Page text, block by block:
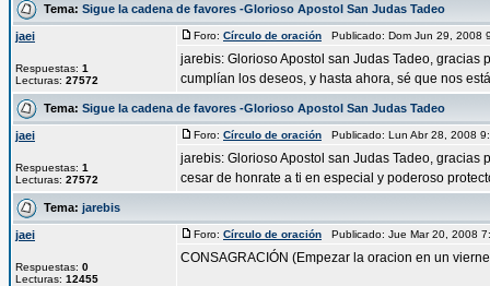
Tema: Sigue la cadena de favores -Glorioso Apostol San Judas Tadeo
jaei
Respuestas: 1
Lecturas: 27572
Foro: Círculo de oración Publicado: Dom Jun 29,
jarebis: Glorioso Apostol san Judas Tadeo,
cumplían los deseos, y hasta ahora, sé que nos
Tema: Sigue la cadena de favores -Glorioso Apostol San Judas Tadeo
jaei
Respuestas: 1
Lecturas: 27572
Foro: Círculo de oración Publicado: Lun Abr 28, 2008
jarebis: Glorioso Apostol san Judas Tadeo,
cesar de honrate a ti en especial y poderoso
Tema: jarebis
jaei
Respuestas: 0
Lecturas: 12455
Foro: Círculo de oración Publicado: Jue Mar 20, 2008
CONSAGRACIÓN (Empezar la oracion en un